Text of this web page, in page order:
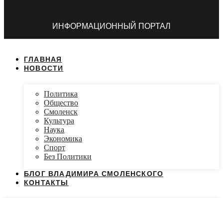
ИНФОРМАЦИОННЫЙ ПОРТАЛ
ГЛАВНАЯ
НОВОСТИ
Политика
Общество
Смоленск
Культура
Наука
Экономика
Спорт
Без Политики
БЛОГ ВЛАДИМИРА СМОЛЕНСКОГО
КОНТАКТЫ